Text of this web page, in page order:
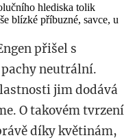
hlediska tolik
blízké příbuzné, savce, u
přišel s
neutrální.
jim dodává
O takovém tvrzení
díky květinám,